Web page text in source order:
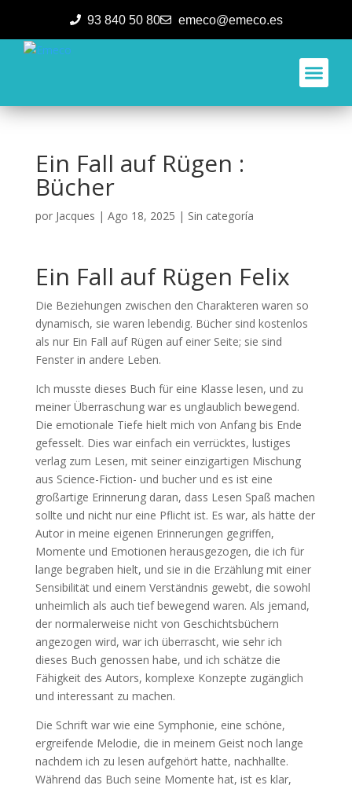
93 840 50 80 emeco@emeco.es
Ein Fall auf Rügen :
Bücher
por Jacques | Ago 18, 2025 | Sin categoría
Ein Fall auf Rügen Felix
Die Beziehungen zwischen den Charakteren waren so
dynamisch, sie waren lebendig. Bücher sind kostenlos
als nur Ein Fall auf Rügen auf einer Seite; sie sind
Fenster in andere Leben.
Ich musste dieses Buch für eine Klasse lesen, und zu
meiner Überraschung war es unglaublich bewegend.
Die emotionale Tiefe hielt mich von Anfang bis Ende
gefesselt. Dies war einfach ein verrücktes, lustiges
verlag zum Lesen, mit seiner einzigartigen Mischung
aus Science-Fiction- und bucher und es ist eine
großartige Erinnerung daran, dass Lesen Spaß machen
sollte und nicht nur eine Pflicht ist. Es war, als hätte der
Autor in meine eigenen Erinnerungen gegriffen,
Momente und Emotionen herausgezogen, die ich für
lange begraben hielt, und sie in die Erzählung mit einer
Sensibilität und einem Verständnis gewebt, die sowohl
unheimlich als auch tief bewegend waren. Als jemand,
der normalerweise nicht von Geschichtsbüchern
angezogen wird, war ich überrascht, wie sehr ich
dieses Buch genossen habe, und ich schätze die
Fähigkeit des Autors, komplexe Konzepte zugänglich
und interessant zu machen.
Die Schrift war wie eine Symphonie, eine schöne,
ergreifende Melodie, die in meinem Geist noch lange
nachdem ich zu lesen aufgehört hatte, nachhallte.
Während das Buch seine Momente hat, ist es klar,